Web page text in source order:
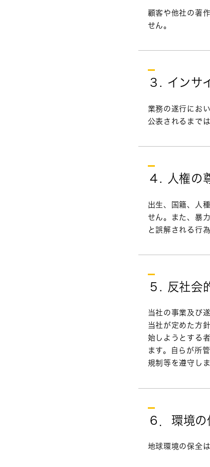
顧客や他社の著
せん。
３. インサ
業務の遂行にお
公表されるまで
４. 人権の
出生、国籍、人
せん。また、暴
と誤解される行
５. 反社会
当社の事業及び
当社が定めた方
始しようとする
ます。自らが所
規制等を遵守しま
６．環境
地球環境の保全